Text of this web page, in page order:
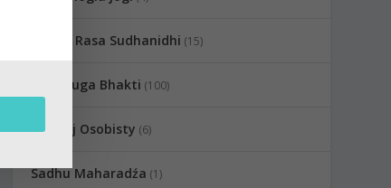
Radha Rasa Sudhanidhi (15)
Raganuga Bhakti (100)
Rozwój Osobisty (6)
Sadhu Maharadźa (1)